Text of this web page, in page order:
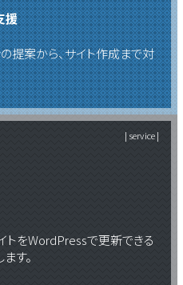
援
提案から、サイト作成まで対
| service |
トをWordPressで更新できる
す。